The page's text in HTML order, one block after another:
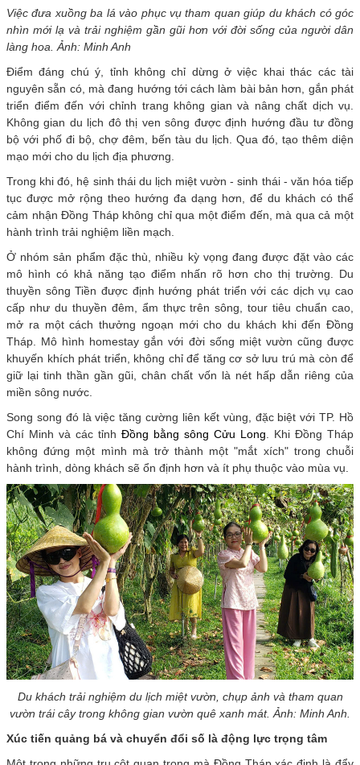
Việc đưa xuồng ba lá vào phục vụ tham quan giúp du khách có góc
nhìn mới lạ và trải nghiệm gần gũi hơn với đời sống của người dân
làng hoa. Ảnh: Minh Anh
Điểm đáng chú ý, tỉnh không chỉ dừng ở việc khai thác các tài
nguyên sẵn có, mà đang hướng tới cách làm bài bản hơn, gắn phát
triển điểm đến với chỉnh trang không gian và nâng chất dịch vụ.
Không gian du lịch đô thị ven sông được định hướng đầu tư đồng
bộ với phố đi bộ, chợ đêm, bến tàu du lịch. Qua đó, tạo thêm diện
mạo mới cho du lịch địa phương.
Trong khi đó, hệ sinh thái du lịch miệt vườn - sinh thái - văn hóa tiếp
tục được mở rộng theo hướng đa dạng hơn, để du khách có thể
cảm nhận Đồng Tháp không chỉ qua một điểm đến, mà qua cả một
hành trình trải nghiệm liền mạch.
Ở nhóm sản phẩm đặc thù, nhiều kỳ vọng đang được đặt vào các
mô hình có khả năng tạo điểm nhấn rõ hơn cho thị trường. Du
thuyền sông Tiền được định hướng phát triển với các dịch vụ cao
cấp như du thuyền đêm, ẩm thực trên sông, tour tiêu chuẩn cao,
mở ra một cách thưởng ngoạn mới cho du khách khi đến Đồng
Tháp. Mô hình homestay gắn với đời sống miệt vườn cũng được
khuyến khích phát triển, không chỉ để tăng cơ sở lưu trú mà còn để
giữ lại tinh thần gần gũi, chân chất vốn là nét hấp dẫn riêng của
miền sông nước.
Song song đó là việc tăng cường liên kết vùng, đặc biệt với TP. Hồ
Chí Minh và các tỉnh Đồng bằng sông Cửu Long . Khi Đồng Tháp
không đứng một mình mà trở thành một "mắt xích" trong chuỗi
hành trình, dòng khách sẽ ổn định hơn và ít phụ thuộc vào mùa vụ.
Du khách trải nghiệm du lịch miệt vườn, chụp ảnh và tham quan
vườn trái cây trong không gian vườn quê xanh mát. Ảnh: Minh Anh.
Xúc tiến quảng bá và chuyển đổi số là động lực trọng tâm